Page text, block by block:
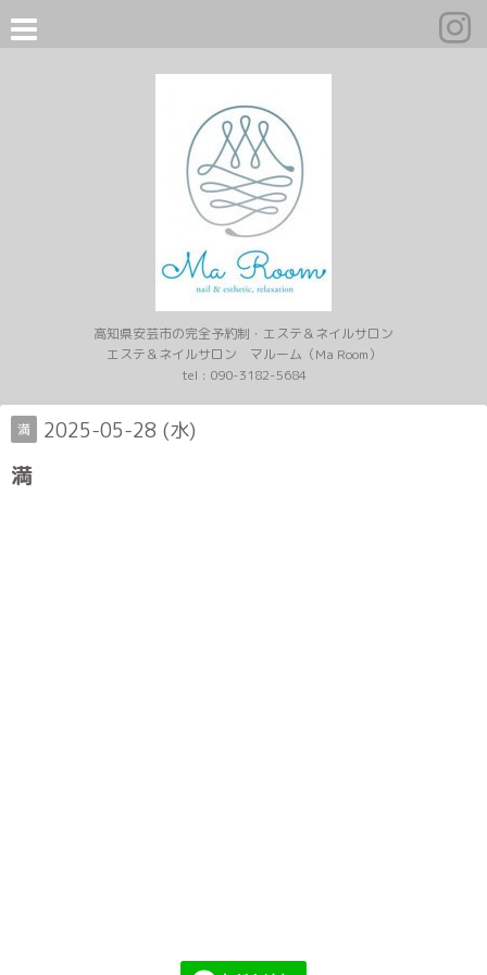
高知県安芸市の完全予約制・エステ＆ネイルサロン
エステ＆ネイルサロン マルーム（Ma Room）
tel : 090-3182-5684
満 2025-05-28 (水)
満